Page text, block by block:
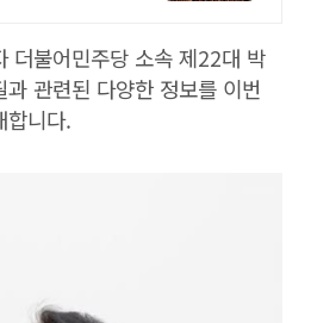
더불어민주당 소속 제22대 박
관련된 다양한 정보를 이번
합니다.